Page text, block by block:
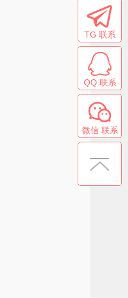
TG 联系
QQ 联系
微信 联系